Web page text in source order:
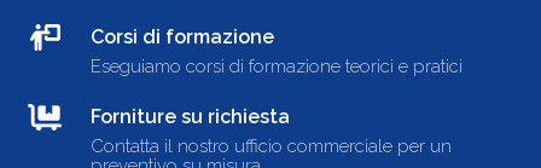
Corsi di formazione
Eseguiamo corsi di formazione teorici e pratici
Forniture su richiesta
Contatta il nostro ufficio commerciale per un